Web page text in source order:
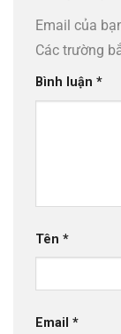
Email của
Các trường
Bình luận *
Tên *
Email *